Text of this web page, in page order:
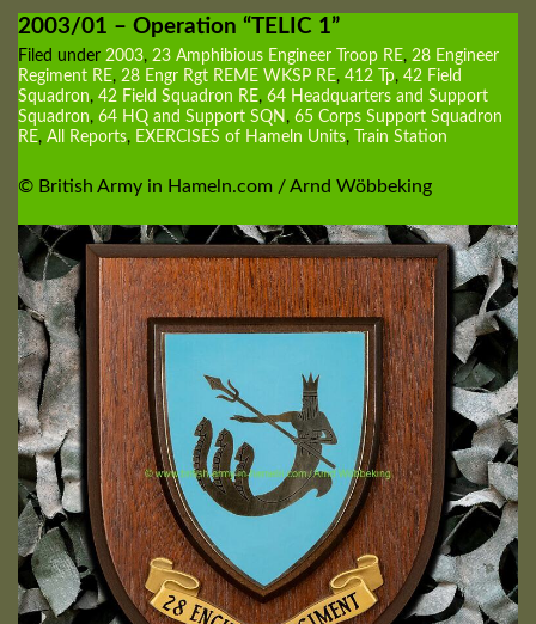
2003/01 – Operation “TELIC 1”
Filed under 2003, 23 Amphibious Engineer Troop RE, 28 Engineer
Regiment RE, 28 Engr Rgt REME WKSP RE, 412 Tp, 42 Field
Squadron, 42 Field Squadron RE, 64 Headquarters and Support
Squadron, 64 HQ and Support SQN , 65 Corps Support Squadron
RE, All Reports, EXERCISES of Hameln Units, Train Station
© British Army in Hameln.com / Arnd Wöbbeking